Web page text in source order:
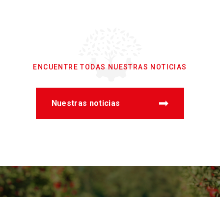
ENCUENTRE TODAS NUESTRAS NOTICIAS
Nuestras noticias